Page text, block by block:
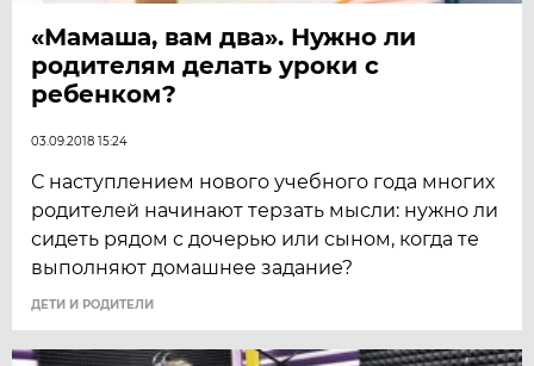
«Мамаша, вам два». Нужно ли
родителям делать уроки с
ребенком?
03.09.2018 15:24
С наступлением нового учебного года многих
родителей начинают терзать мысли: нужно ли
сидеть рядом с дочерью или сыном, когда те
выполняют домашнее задание?
ДЕТИ И РОДИТЕЛИ